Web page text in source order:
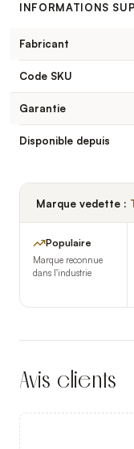
INFORMATIONS
Fabricant
Code SKU
Garantie
Disponible depuis
Marque vedette :
Populaire
Marque reconnue
dans l'industrie
Avis clients